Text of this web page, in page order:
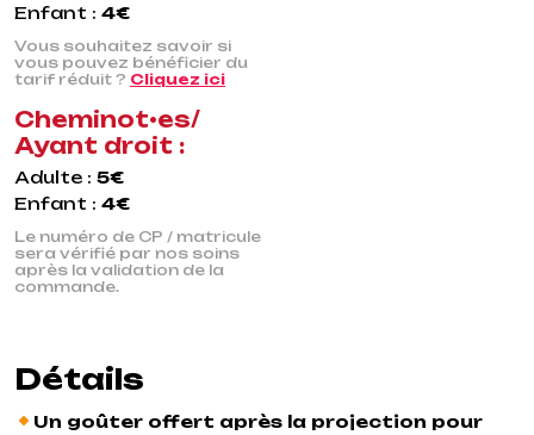
Enfant : 4€
Vous souhaitez savoir si
vous pouvez bénéficier du
tarif réduit ? Cliquez ici
Cheminot•es/
Ayant droit :
Adulte : 5€
Enfant : 4€
Le numéro de CP / matricule
sera vérifié par nos soins
après la validation de la
commande.
Détails
Un goûter offert après la projection pour